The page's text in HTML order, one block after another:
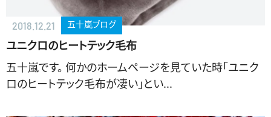
2018.12.21 五十嵐ブログ
ユニクロのヒートテック毛布
五十嵐です。 何かのホームページを見ていた時「ユニク
ロのヒートテック毛布が凄い」とい...